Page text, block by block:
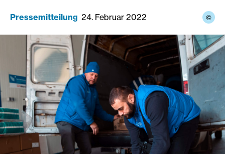
Pressemitteilung 24. Februar 2022 ©